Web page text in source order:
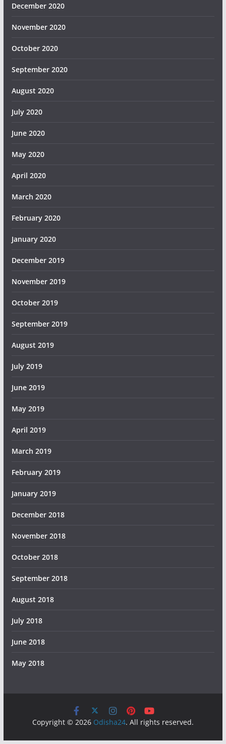
December 2020
November 2020
October 2020
September 2020
August 2020
July 2020
June 2020
May 2020
April 2020
March 2020
February 2020
January 2020
December 2019
November 2019
October 2019
September 2019
August 2019
July 2019
June 2019
May 2019
April 2019
March 2019
February 2019
January 2019
December 2018
November 2018
October 2018
September 2018
August 2018
July 2018
June 2018
May 2018
Copyright © 2026 Odisha24. All rights reserved.